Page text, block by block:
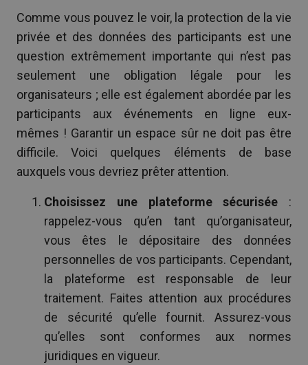
Comme vous pouvez le voir, la protection de la vie
privée et des données des participants est une
question extrêmement importante qui n’est pas
seulement une obligation légale pour les
organisateurs ; elle est également abordée par les
participants aux événements en ligne eux-
mêmes ! Garantir un espace sûr ne doit pas être
difficile. Voici quelques éléments de base
auxquels vous devriez prêter attention.
Choisissez une plateforme sécurisée :
rappelez-vous qu’en tant qu’organisateur,
vous êtes le dépositaire des données
personnelles de vos participants. Cependant,
la plateforme est responsable de leur
traitement. Faites attention aux procédures
de sécurité qu’elle fournit. Assurez-vous
qu’elles sont conformes aux normes
juridiques en vigueur.